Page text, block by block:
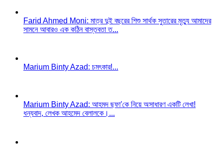
Farid Ahmed Moni: মাত্র দুই বছরের শিশু সার্থক সুতারের মৃত্যু আমাদের
সামনে আবারও এক কঠিন বাস্তবতা ত...
Marium Binty Azad: চমৎকার!...
Marium Binty Azad: আহমদ ছফা'কে নিয়ে অসাধারণ একটি লেখা!
ধন্যবাদ, লেখক আহমেদ বেলালকে।...